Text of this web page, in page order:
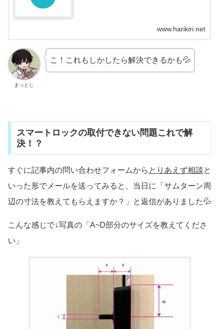
www.harikiri.net
まっとし
こ！これもしかしたら解決できるかも💦
スマートロックの取付できない問題これで解
決！？
すぐに記事内の問い合わせフォームから とりあえず相談と
いった形でメールを送ってみると、当日に「サムターン周
辺の寸法を教えてもらえますか？」と返信がありました💦
こんな感じで↓写真の「A~D部分のサイズを教えてくださ
い」